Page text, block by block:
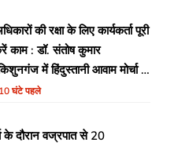
की रक्षा के लिए कार्यकर्ता पूरी
काम : डॉ. संतोष कुमार
में हिंदुस्तानी आवाम मोर्चा के
में शिक्षा, स्वास्थ्य, रोजगार समेत
घंटे पहले
के दौरान वज्रपात से 20